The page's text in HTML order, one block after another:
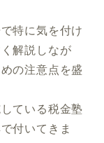
特に気を付け
解説しなが
の注意点を盛
ている税金塾
付いてきま